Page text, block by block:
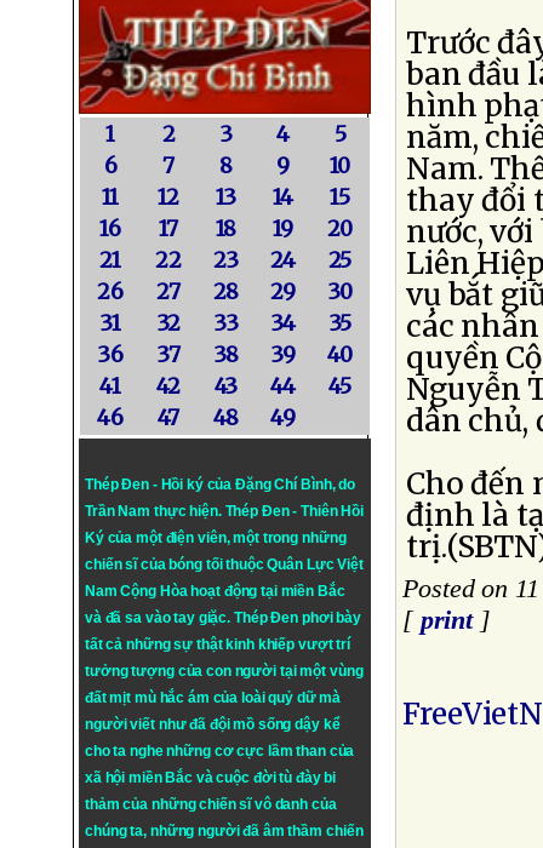
1 2 3 4
5
6
7 8 9
10
11
12 13 14
15
16
17 18 19
20
21
22 23 24
25
26
27 28 29
30
31
32 33 34
35
36
37 38 39
40
41
42 43 44
45
46
47 48 49
Thép Đen - Hồi ký của Đặng Chí Bình, do
Trần Nam thực hiện. Thép Đen- Thiên Hồi
Ký của một điện viên, một trong những
chiến sĩ của bóng tối thuộc Quân Lực Việt
Nam Cộng Hòa hoạt động tại miền Bắc
và đã sa vào tay giặc. Thép Đen phơi bày
tất cả những sự thật kinh khiếp vượt trí
tưởng tượng của con người tại một vùng
đất mịt mù hắc ám của loài quỷ dữ mà
người viết như đã đội mồ sống dậy kể
cho ta nghe những cơ cực lầm than của
xã hội miền Bắc và cuộc đời tù đày bi
thảm của những chiến sĩ vô danh của
chúng ta, những người đã âm thầm chiến
Trước
ban đầu
hình
năm,
Nam.
thay đổi
nước,
Liên
vụ bắt
các
quyền
Nguyễn
dân chủ,
Cho đến
định là
Posted on
[ print]